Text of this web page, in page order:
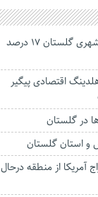
جانباختگان تصادفات درون‌شهری گلستان ۱۷ درصد
بابک زنجانی با ۱۱ هلدینگ اقتصادی پیگیر
و استان گلستان
آمریکا از منطقه درحال